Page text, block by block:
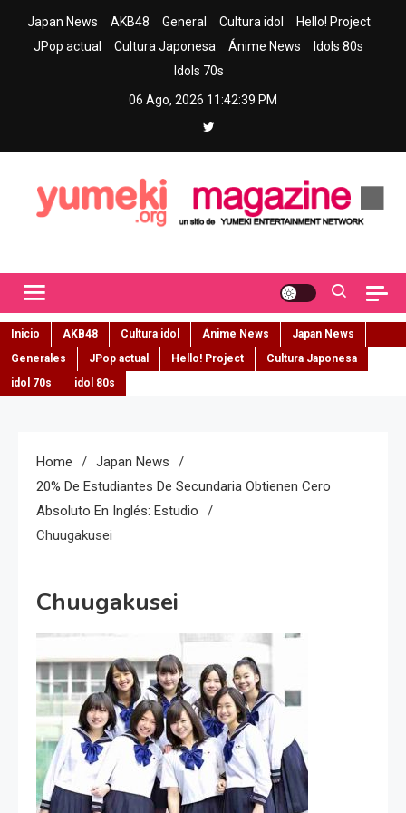
Japan News AKB48 General Cultura idol
Hello! Project
JPop actual
Cultura Japonesa Ánime News
Idols 80s
Idols 70s
06 Ago, 2026 11:42:40 PM
Inicio AKB48 Cultura idol Ánime News
Japan News
Generales
JPop actual Hello! Project
Cultura Japonesa
idol 70s
idol 80s
Home
Japan News
20% De Estudiantes De Secundaria Obtienen Cero
Absoluto En Inglés: Estudio
Chuugakusei
Chuugakusei